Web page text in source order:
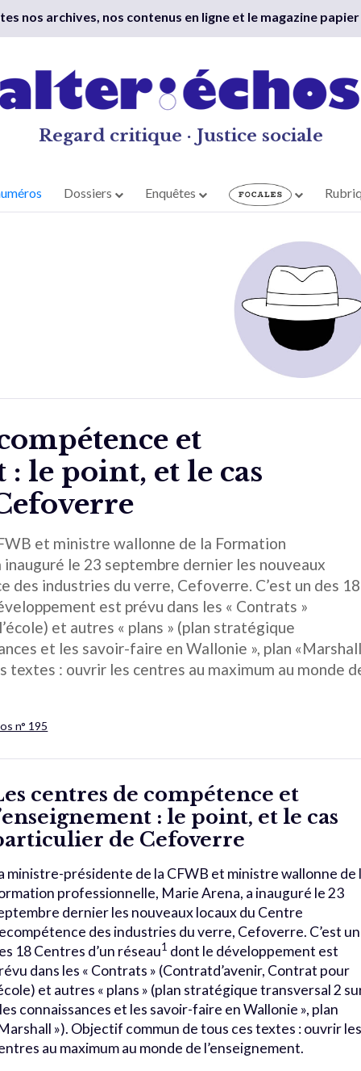
nos archives, nos contenus en ligne et le magazine papier
Regard critique · Justice sociale
Dossiers Enquêtes
et
le point, et le cas
et ministre wallonne de la Formation
le 23 septembre dernier les nouveaux
des industries du verre, Cefoverre. C’est un des 18
est prévu dans les « Contrats »
et autres « plans » (plan stratégique
et les savoir-faire en Wallonie », plan «Marshall
textes : ouvrir les centres au maximum au monde
n° 195
centres de compétence et
: le point, et le cas
de Cefoverre
ministre-présidente de la CFWB et ministre wallonne de
professionnelle, Marie Arena, a inauguré le 23
dernier les nouveaux locaux du Centre
des industries du verre, Cefoverre. C’est un
18 Centres d’un réseau1 dont le développement est
dans les « Contrats » (Contratd’avenir, Contrat pour
et autres « plans » (plan stratégique transversal 2
connaissances et les savoir-faire en Wallonie », plan
»). Objectif commun de tous ces textes : ouvrir les
au maximum au monde de l’enseignement.